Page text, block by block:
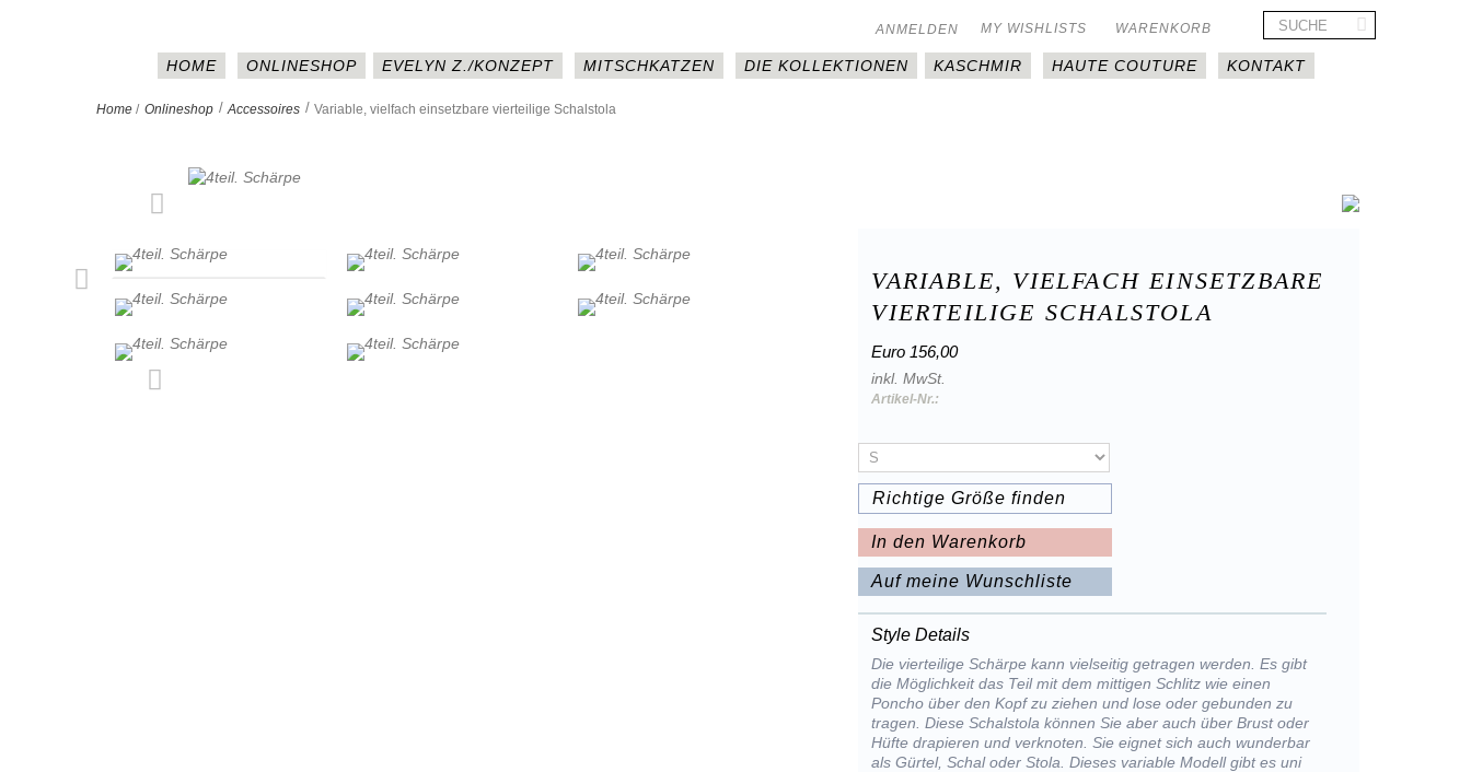
WARENKORB
MY WISHLISTS
ANMELDEN
HOME ONLINESHOP EVELYN Z./KONZEPT MITSCHKATZEN DIE KOLLEKTIONEN KASCHMIR HAUTE COUTURE KONTAKT
Home / Onlineshop > Accessoires > Variable, vielfach einsetzbare vierteilige Schalstola
VARIABLE, VIELFACH EINSETZBARE
VIERTEILIGE SCHALSTOLA
Euro 156,00
inkl. MwSt.
Artikel-Nr.:
Richtige Größe finden
In den Warenkorb
Auf meine Wunschliste
Style Details
Die vierteilige Schärpe kann vielseitig getragen werden. Es gibt
die Möglichkeit das Teil mit dem mittigen Schlitz wie einen
Poncho über den Kopf zu ziehen und lose oder gebunden zu
tragen. Diese Schalstola können Sie aber auch über Brust oder
Hüfte drapieren und verknoten. Sie eignet sich auch wunderbar
als Gürtel, Schal oder Stola. Dieses variable Modell gibt es uni